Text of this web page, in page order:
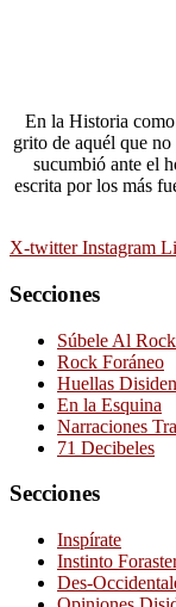
En la Historia
grito de aquél que
sucumbió ante el
escrita por los más
X-twitter Instagram
Secciones
Súbele Al
Rock Foráneo
Huellas
En la Esquina
Narraciones
71 Decibeles
Secciones
Inspírate
Instinto
Des-